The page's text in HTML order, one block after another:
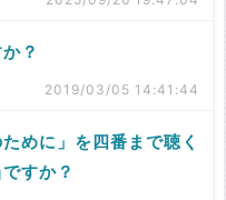
？
2019/03/05 14:41:44
めに」を四番まで聴く
すか？